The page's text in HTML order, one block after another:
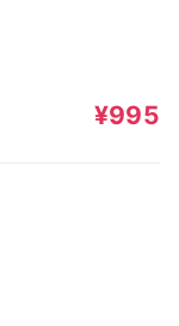
¥995